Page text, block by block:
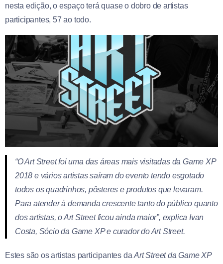
nesta edição, o espaço terá quase o dobro de artistas
participantes, 57 ao todo.
“O Art Street foi uma das áreas mais visitadas da Game XP
2018 e vários artistas saíram do evento tendo esgotado
todos os quadrinhos, pôsteres e produtos que levaram.
Para atender à demanda crescente tanto do público quanto
dos artistas, o Art Street ficou ainda maior”, explica Ivan
Costa, Sócio da Game XP e curador do Art Street.
Estes são os artistas participantes daArt Street da Game XP